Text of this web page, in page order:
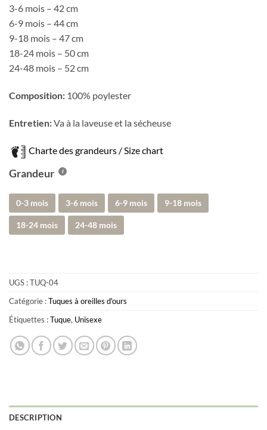
3-6 mois – 42 cm
6-9 mois – 44 cm
9-18 mois – 47 cm
18-24 mois – 50 cm
24-48 mois – 52 cm
Composition: 100% poylester
Entretien:Va à la laveuse et la sécheuse
Charte des grandeurs / Size chart
Grandeur
0-3 mois 3-6 mois 6-9 mois 9-18 mois
18-24 mois 24-48 mois
UGS :TUQ-04
Catégorie :Tuques à oreilles d'ours
Étiquettes :Tuque, Unisexe
DESCRIPTION
Obtenez 10% de rabais
Obtenez un 10% de rabais sur votre
Courriel*